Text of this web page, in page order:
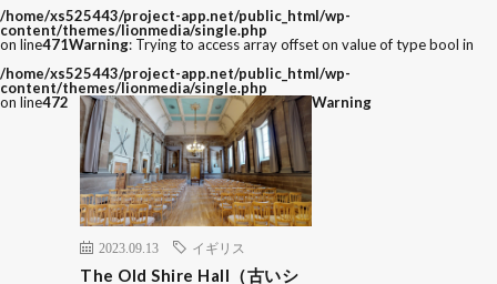
/home/xs525443/project-app.net/public_html/wp-
content/themes/lionmedia/single.php
on line471Warning: Trying to access array offset on value of type bool in
/home/xs525443/project-app.net/public_html/wp-
content/themes/lionmedia/single.php
on line472
2023.09.13 イギリス
The Old Shire Hall（古いシ
Warning